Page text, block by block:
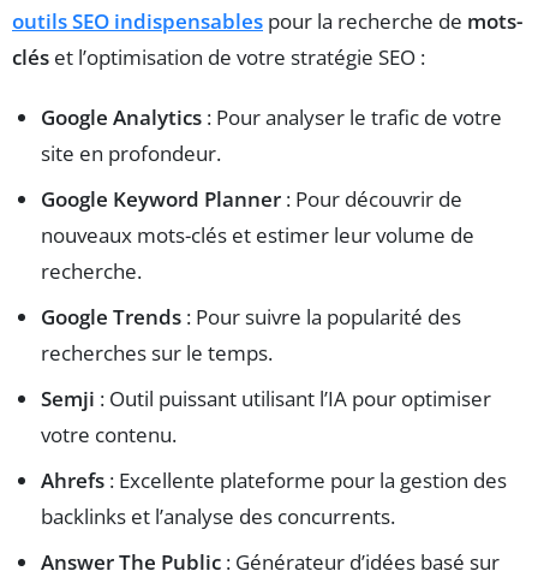
outils SEO indispensables pour la recherche de mots-
clés et l’optimisation de votre stratégie SEO :
Google Analytics : Pour analyser le trafic de votre
site en profondeur.
Google Keyword Planner : Pour découvrir de
nouveaux mots-clés et estimer leur volume de
recherche.
Google Trends : Pour suivre la popularité des
recherches sur le temps.
Semji : Outil puissant utilisant l’IA pour optimiser
votre contenu.
Ahrefs : Excellente plateforme pour la gestion des
backlinks et l’analyse des concurrents.
Answer The Public : Générateur d’idées basé sur